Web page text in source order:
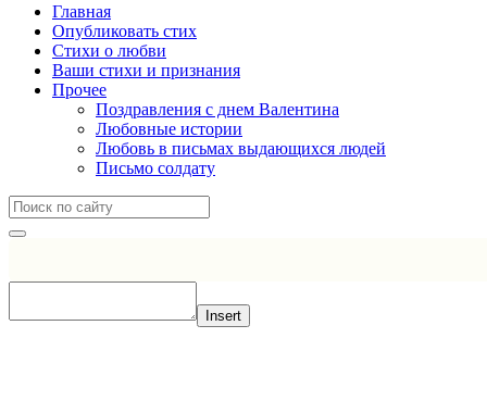
Главная
Опубликовать стих
Стихи о любви
Ваши стихи и признания
Прочее
Поздравления с днем Валентина
Любовные истории
Любовь в письмах выдающихся людей
Письмо солдату
Insert